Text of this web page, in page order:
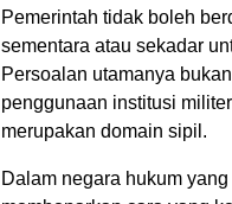
Pemerintah tidak boleh
sementara atau sekadar
Persoalan utamanya
penggunaan institusi
merupakan domain sipil.
Dalam negara hukum